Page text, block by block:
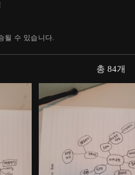
될 수 있습니다.
총 84개